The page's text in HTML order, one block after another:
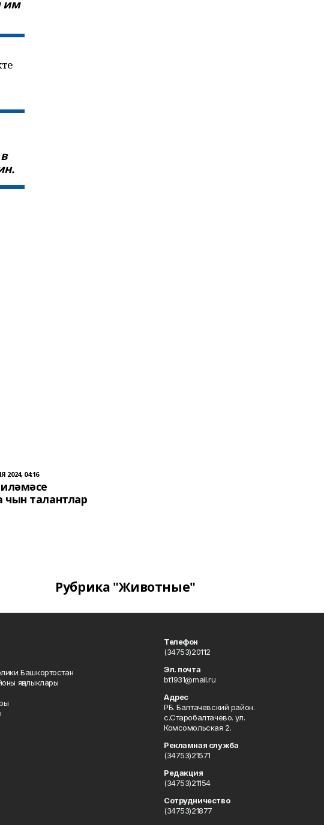
им
2024, 04:16
талантлар
Рубрика "Животные"
Башкортостан
яңалыклары
Телефон
(34753)20112
Эл. почта
bt1931@mail.ru
Адрес
РБ. Балтачевский район.
с.Старобалтачево. ул.
Комсомольская 2.
Рекламная служба
(34753)21571
Редакция
(34753)21154
Сотрудничество
(34753)21877